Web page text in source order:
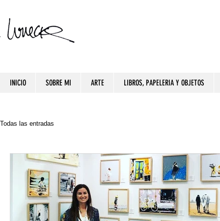
INICIO SOBRE MI ARTE LIBROS, PAPELERIA Y OBJETOS
Todas las entradas